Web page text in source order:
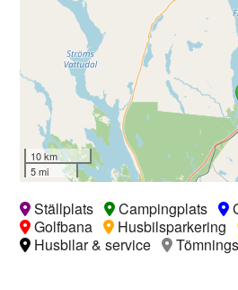
10 km
5 mi
Ställplats Campingplats
Golfbana
Husbilsparkering
Husbilar & service